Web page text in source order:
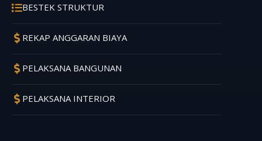
BESTEK STRUKTUR
REKAP ANGGARAN BIAYA
PELAKSANA BANGUNAN
PELAKSANA INTERIOR